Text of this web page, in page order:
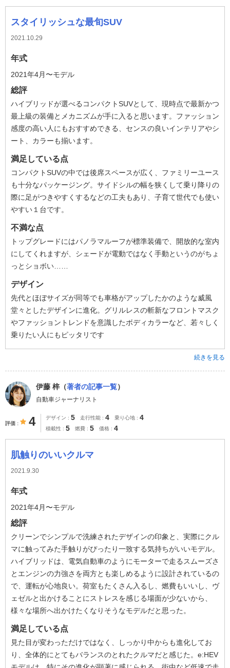
スタイリッシュな最旬SUV
2021.10.29
年式
2021年4月〜モデル
総評
ハイブリッドが選べるコンパクトSUVとして、現時点で最新かつ
最上級の装備とメカニズムが手に入ると思います。ファッション
感度の高い人にもおすすめできる、センスの良いインテリアやシ
ート、カラーも揃います。
満足している点
コンパクトSUVの中では後席スペースが広く、ファミリーユース
も十分なパッケージング。サイドシルの幅を狭くして乗り降りの
際に足がつきやすくするなどの工夫もあり、子育て世代でも使い
やすい１台です。
不満な点
トップグレードにはパノラマルーフが標準装備で、開放的な室内
にしてくれますが、シェードが電動ではなく手動というのがちょ
っとショボい……
デザイン
先代とほぼサイズが同等でも車格がアップしたかのような威風
堂々としたデザインに進化。グリルレスの斬新なフロントマスク
やファッショントレンドを意識したボディカラーなど、若々しく
乗りたい人にもピッタリです
続きを見る
伊藤 梓（著者の記事一覧）
自動車ジャーナリスト
評価 4 デザイン 5 走行性能 4 乗り心地 4
積載性 5 燃費 5 価格 4
肌触りのいいクルマ
2021.9.30
年式
2021年4月〜モデル
総評
クリーンでシンプルで洗練されたデザインの印象と、実際にクル
マに触ってみた手触りがぴったり一致する気持ちがいいモデル。
ハイブリッドは、電気自動車のようにモーターで走るスムーズさ
とエンジンの力強さを両方とも楽しめるように設計されているの
で、運転が心地良い。荷室もたくさん入るし、燃費もいいし、ヴ
ェゼルと出かけることにストレスを感じる場面が少ないから、
様々な場所へ出かけたくなりそうなモデルだと思った。
満足している点
見た目が変わっただけではなく、しっかり中からも進化してお
り、全体的にとてもバランスのとれたクルマだと感じた。e:HEV